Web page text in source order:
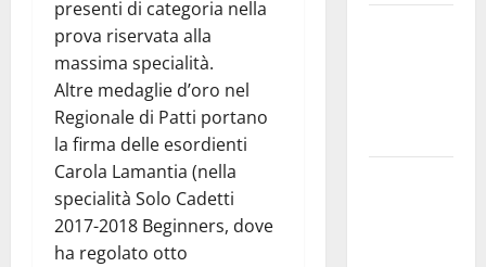
presenti di categoria nella
prova riservata alla
massima specialità.
Altre medaglie d’oro nel
Regionale di Patti portano
la firma delle esordienti
Carola Lamantia (nella
specialità Solo Cadetti
2017-2018 Beginners, dove
ha regolato otto